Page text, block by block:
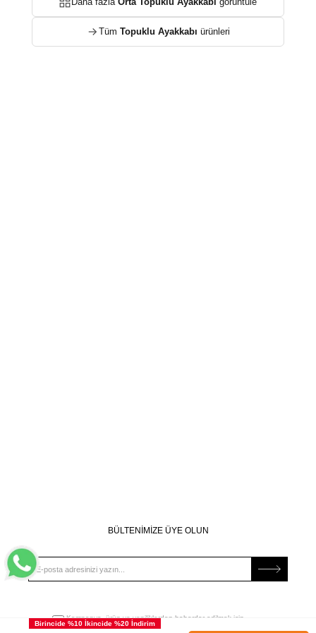
Tüm Topuklu Ayakkabı ürünleri
BÜLTENİMİZE ÜYE OLUN
Kampanya, ürün ve yeniliklerden haberdar edilmek için
tarafıma e-posta gönderilmesini onaylıyorum. Onay vermeniz